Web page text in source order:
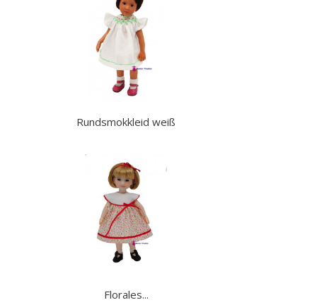
Rundsmokkleid weiß
Florales...